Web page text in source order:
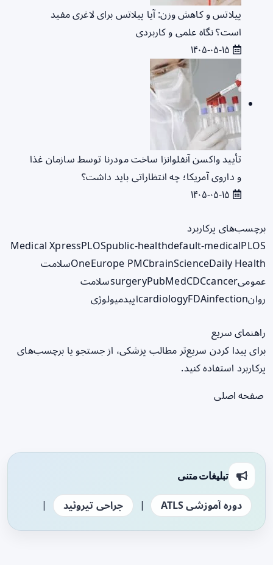
پیلاتس و کاهش وزن: آیا پیلاتس برای لاغری مفید
است؟ نگاه علمی و کاربردی
تأیید واکسن آنفلوانزا ساخت مودرنا توسط سازمان غذا
و داروی آمریکا؛ چه انتظاراتی باید داشت؟
برچسب‌های پرکاربرد
Medical XpressPLOSpublic-healthdefault-medicalPLOS
OneEurope PMCbrainScienceDaily Health
سلامت
عمومی
surgeryPubMedCDCcancer
سلامت
روان
cardiologyFDAinfection اپیدمیولوژی
راهنمای سریع
برای پیدا کردن سریع‌تر مطالب پزشکی، از جستجو یا برچسب‌های
پرکاربرد استفاده کنید.
صفحه اصلی
تبلیغات متنی
دوره آموزشی ATLS | جراحی تیروئید |